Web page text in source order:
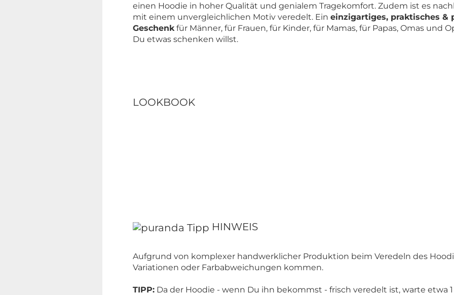
einen Hoodie in hoher Qualität und genialem Tragekomfort. Zudem ist es
mit einem unvergleichlichen Motiv veredelt. Ein einzigartiges, praktisches &
Geschenk für Männer, für Frauen, für Kinder, für Mamas, für Papas, Omas und
Du etwas schenken willst.
LOOKBOOK
HINWEIS
Aufgrund von komplexer handwerklicher Produktion beim Veredeln des
Variationen oder Farbabweichungen kommen.
TIPP: Da der Hoodie - wenn Du ihn bekommst - frisch veredelt ist, warte etwa